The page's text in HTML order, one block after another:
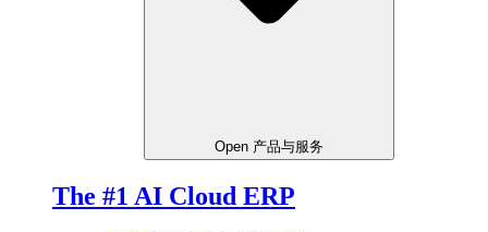
Open 产品与服务
The #1 AI Cloud ERP